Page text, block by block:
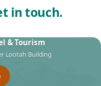
in touch.
& Tourism
Lootah Building